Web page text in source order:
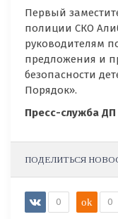
Первый
полиции СКО
руководителям
предложения и
безопасности
Порядок».
Пресс-служба
ПОДЕЛИТЬСЯ
0 ok 0